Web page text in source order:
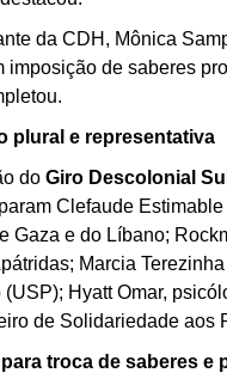
da CDH, Mônica
imposição de saberes
plural e representativa
do Giro Descolonial Sul
Clefaude
Gaza e do Líbano;
Marcia
Hyatt Omar,
de Solidariedade aos
troca de saberes e